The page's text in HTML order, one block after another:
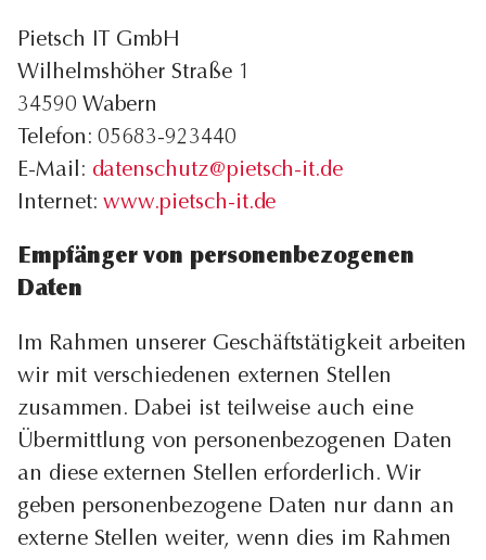
Pietsch IT GmbH
Wilhelmshöher Straße 1
34590 Wabern
Telefon: 05683-923440
E-Mail: datenschutz@pietsch-it.de
Internet:www.pietsch-it.de
Empfänger von personenbezogenen
Daten
Im Rahmen unserer Geschäftstätigkeit arbeiten
wir mit verschiedenen externen Stellen
zusammen. Dabei ist teilweise auch eine
Übermittlung von personenbezogenen Daten
an diese externen Stellen erforderlich. Wir
geben personenbezogene Daten nur dann an
externe Stellen weiter, wenn dies im Rahmen